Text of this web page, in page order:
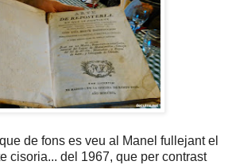
de fons es veu al Manel fullejant el
cisoria... del 1967, que per contrast